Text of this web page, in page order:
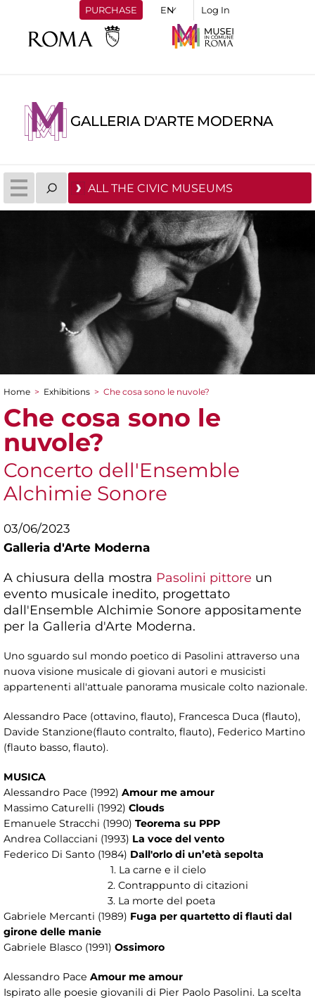
PURCHASE Log In
GALLERIA D'ARTE MODERNA
ALL THE CIVIC MUSEUMS
You are here
Home > Exhibitions > Che cosa sono le nuvole?
Che cosa sono le
nuvole?
Concerto dell'Ensemble
Alchimie Sonore
03/06/2023
Galleria d'Arte Moderna
A chiusura della mostra Pasolini pittore un
evento musicale inedito, progettato
dall'Ensemble Alchimie Sonore appositamente
per la Galleria d'Arte Moderna.
Uno sguardo sul mondo poetico di Pasolini attraverso una
nuova visione musicale di giovani autori e musicisti
appartenenti all'attuale panorama musicale colto nazionale.
Alessandro Pace (ottavino, flauto), Francesca Duca (flauto),
Davide Stanzione(flauto contralto, flauto), Federico Martino
(flauto basso, flauto).
MUSICA
Alessandro Pace (1992) Amour me amour
Massimo Caturelli (1992) Clouds
Emanuele Stracchi (1990) Teorema su PPP
Andrea Collacciani (1993) La voce del vento
Federico Di Santo (1984) Dall'orlo di un’età sepolta
1. La carne e il cielo
2. Contrappunto di citazioni
3. La morte del poeta
Gabriele Mercanti (1989) Fuga per quartetto di flauti dal
girone delle manie
Gabriele Blasco (1991) Ossimoro
Alessandro Pace Amour me amour
Ispirato alle poesie giovanili di Pier Paolo Pasolini. La scelta